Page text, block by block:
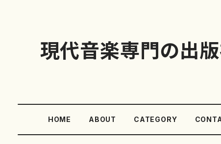
現代音楽専門の出
HOME ABOUT CATEGORY